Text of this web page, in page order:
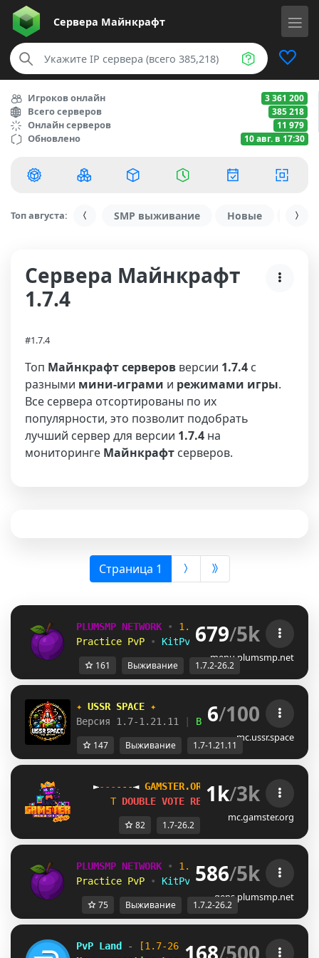
Сервера Майнкрафт
Игроков онлайн 3 361 200
Всего серверов 385 218
Онлайн серверов 11 979
Обновлено 10 авг. в 17:30
Топ августа: SMP выживание Новые С
Сервера Майнкрафт
1.7.4
#1.7.4
Топ Майнкрафт серверов версии 1.7.4 с
разными мини-играми и режимами игры.
Все сервера отсортированы по их
популярности, это позволит подобрать
лучший сервер для версии 1.7.4 на
мониторинге Майнкрафт серверов.
Страница 1 (выбрана)
PLUMSMP NETWORK • 1.7.2 ➜ 26.2
Practice PvP
• KitPvP • Lifesteal
679/5k
menu.plumsmp.net
161 Выживание 1.7.2-26.2
✦ USSR SPACE ✦
Версия 1.7-1.21.11
Выживание | Приваты
6/100
mc.ussr.space
147 Выживание 1.7-1.21.11
►- - - - - -◄ GAMSTER.OR ➟ 1.7 - 26.2
A DOUBL E VOTE RE AR DS THIS E
1k/3k
mc.gamster.org
82 1.7-26.2
PLUMSMP NETWORK • 1.7.2 ➜ 26.2
Practice PvP
• KitPvP • Lifesteal
586/5k
gens.plumsmp.net
75 Выживание 1.7.2-26.2
PvP Land -
[1.7-26.2]